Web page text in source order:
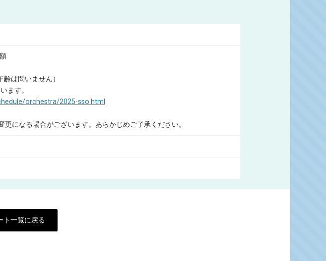
は問いません）
ます。
orchestra/2025-sso.html
になる場合がございます。あらかじめご了承ください。
ト一覧に戻る